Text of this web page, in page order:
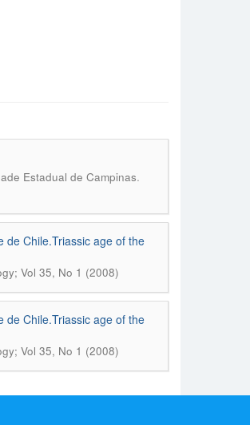
Estadual de Campinas.
de Chile.Triassic age of the
Vol 35, No 1 (2008)
de Chile.Triassic age of the
Vol 35, No 1 (2008)